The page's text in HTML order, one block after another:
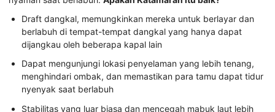
Draft dangkal, memungkinkan mereka untuk berlayar dan
berlabuh di tempat-tempat dangkal yang hanya dapat
dijangkau oleh beberapa kapal lain
Dapat mengunjungi lokasi penyelaman yang lebih tenang,
menghindari ombak, dan memastikan para tamu dapat tidur
nyenyak saat berlabuh
Stabilitas yang luar biasa dan mencegah mabuk laut lebih